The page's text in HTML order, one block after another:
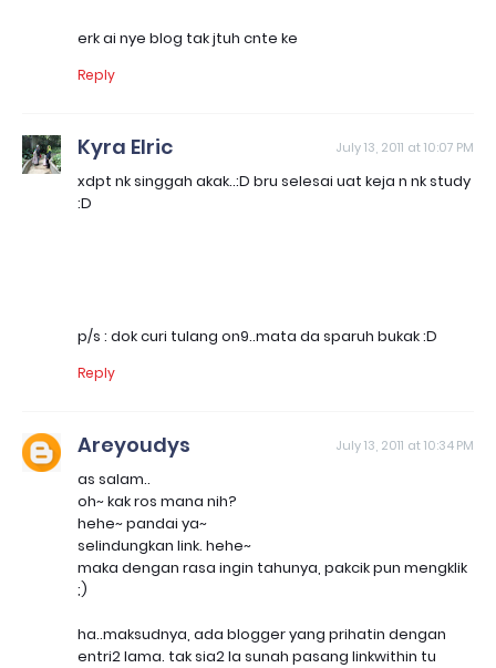
erk ai nye blog tak jtuh cnte ke
Reply
Kyra Elric July 13, 2011 at 10:07 PM
xdpt nk singgah akak..:D bru selesai uat keja n nk study
:D
p/s : dok curi tulang on9..mata da sparuh bukak :D
Reply
Areyoudys July 13, 2011 at 10:34 PM
as salam..
oh~ kak ros mana nih?
hehe~ pandai ya~
selindungkan link. hehe~
maka dengan rasa ingin tahunya, pakcik pun mengklik
;)
ha..maksudnya, ada blogger yang prihatin dengan
entri2 lama. tak sia2 la sunah pasang linkwithin tu